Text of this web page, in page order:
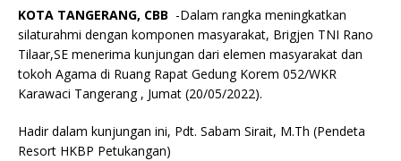
KOTA TANGERANG, CBB -Dalam rangka meningkatkan
silaturahmi dengan komponen masyarakat, Brigjen TNI Rano
Tilaar,SE menerima kunjungan dari elemen masyarakat dan
tokoh Agama di Ruang Rapat Gedung Korem 052/WKR
Karawaci Tangerang , Jumat (20/05/2022).
Hadir dalam kunjungan ini, Pdt. Sabam Sirait, M.Th (Pendeta
Resort HKBP Petukangan)